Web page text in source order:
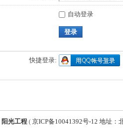
自动登录
登录
快捷登录:
阳光工程 ( 京ICP备10041392号-12 地址：